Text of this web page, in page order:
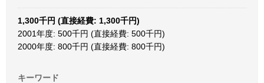
1,300千円 (直接経費: 1,300千円)
2001年度: 500千円 (直接経費: 500千円)
2000年度: 800千円 (直接経費: 800千円)
キーワード